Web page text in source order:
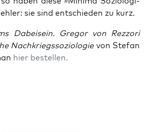
sie sind ent­schie­den zu kurz.
Dabei­sein. Gre­gor von Rezz­ori
Nach­kriegs­so­zio­lo­gie von Ste­fan
hier bestel­len.